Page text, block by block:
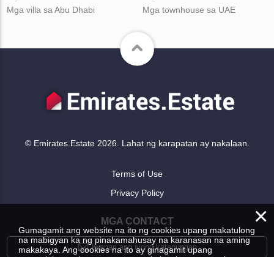
Mga villa sa Abu Dhabi
Mga townhouse sa UAE
© Emirates.Estate 2026. Lahat ng karapatan ay nakalaan.
Terms of Use
Privacy Policy
MGA CONTACT
Iwanan ang iyong katanungan
×
Gumagamit ang website na ito ng cookies upang makatulong
na mabigyan ka ng pinakamahusay na karanasan na aming
makakaya. Ang cookies na ito ay ginagamit upang